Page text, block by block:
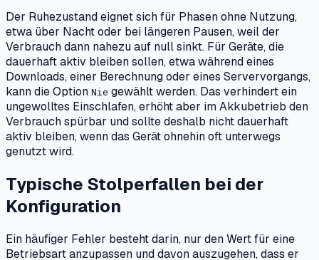
Der Ruhezustand eignet sich für Phasen ohne Nutzung,
etwa über Nacht oder bei längeren Pausen, weil der
Verbrauch dann nahezu auf null sinkt. Für Geräte, die
dauerhaft aktiv bleiben sollen, etwa während eines
Downloads, einer Berechnung oder eines Servervorgangs,
kann die Option Nie gewählt werden. Das verhindert ein
ungewolltes Einschlafen, erhöht aber im Akkubetrieb den
Verbrauch spürbar und sollte deshalb nicht dauerhaft
aktiv bleiben, wenn das Gerät ohnehin oft unterwegs
genutzt wird.
Typische Stolperfallen bei der
Konfiguration
Ein häufiger Fehler besteht darin, nur den Wert für eine
Betriebsart anzupassen und davon auszugehen, dass er